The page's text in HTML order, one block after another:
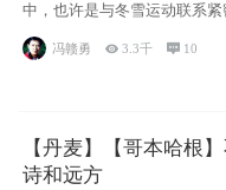
中，也许是与冬雪运动联系
些国家因
冯赣勇 3.3千  10
【丹麦】【哥本哈根
诗和远方